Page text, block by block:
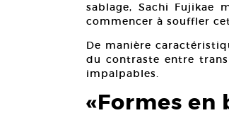
sablage, Sachi Fujikae
commencer à souffler
De manière
du contraste entre
impalpables.
«Formes en